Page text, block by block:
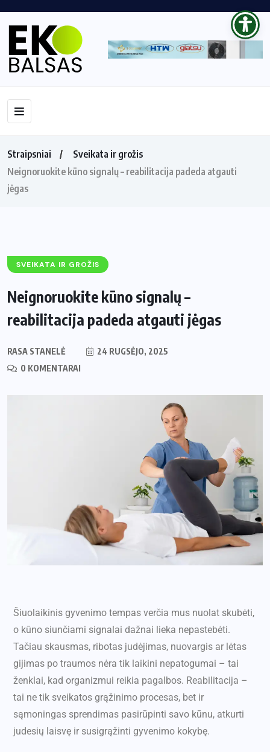
Straipsniai
Sveikata ir grožis
Neignoruokite kūno signalų – reabilitacija padeda atgauti
jėgas
SVEIKATA IR GROŽIS
Neignoruokite kūno signalų –
reabilitacija padeda atgauti jėgas
RASA STANELĖ
24 RUGSĖJO, 2025
0 KOMENTARAI
Šiuolaikinis gyvenimo tempas verčia mus nuolat skubėti,
o kūno siunčiami signalai dažnai lieka nepastebėti.
Tačiau skausmas, ribotas judėjimas, nuovargis ar lėtas
gijimas po traumos nėra tik laikini nepatogumai – tai
ženklai, kad organizmui reikia pagalbos. Reabilitacija –
tai ne tik sveikatos grąžinimo procesas, bet ir
sąmoningas sprendimas pasirūpinti savo kūnu, atkurti
judesių laisvę ir susigrąžinti gyvenimo kokybę.